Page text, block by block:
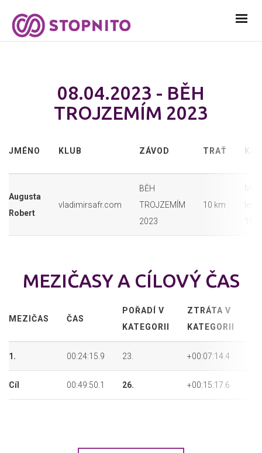
08.04.2023 - BĚH
TROJZEMÍM 2023
JMÉNO KLUB ZÁVOD TRAŤ
Augusta
Robert
vladimirsafr.com
BĚH
TROJZEMÍM
2023
10 km
MEZIČASY A CÍLOVÝ ČAS
MEZIČAS ČAS
POŘADÍ V
KATEGORII
ZTRÁTA V
KATEGORII
1. 00:24:15.9 23. +00:07:14.4
Cíl 00:49:50.1 26. +00:15:17.6